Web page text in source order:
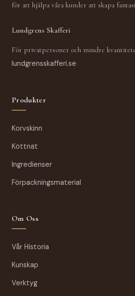
för att hjälpa våra kunder att skapa
Lundgrens Skafferi
För privatpersoner och mindre
lundgrensskafferi.se
Produkter
Korvskinn
Köttnät
Ingredienser
Förpackningsmaterial
Om Oss
Vår Historia
Kunskap
Verktyg